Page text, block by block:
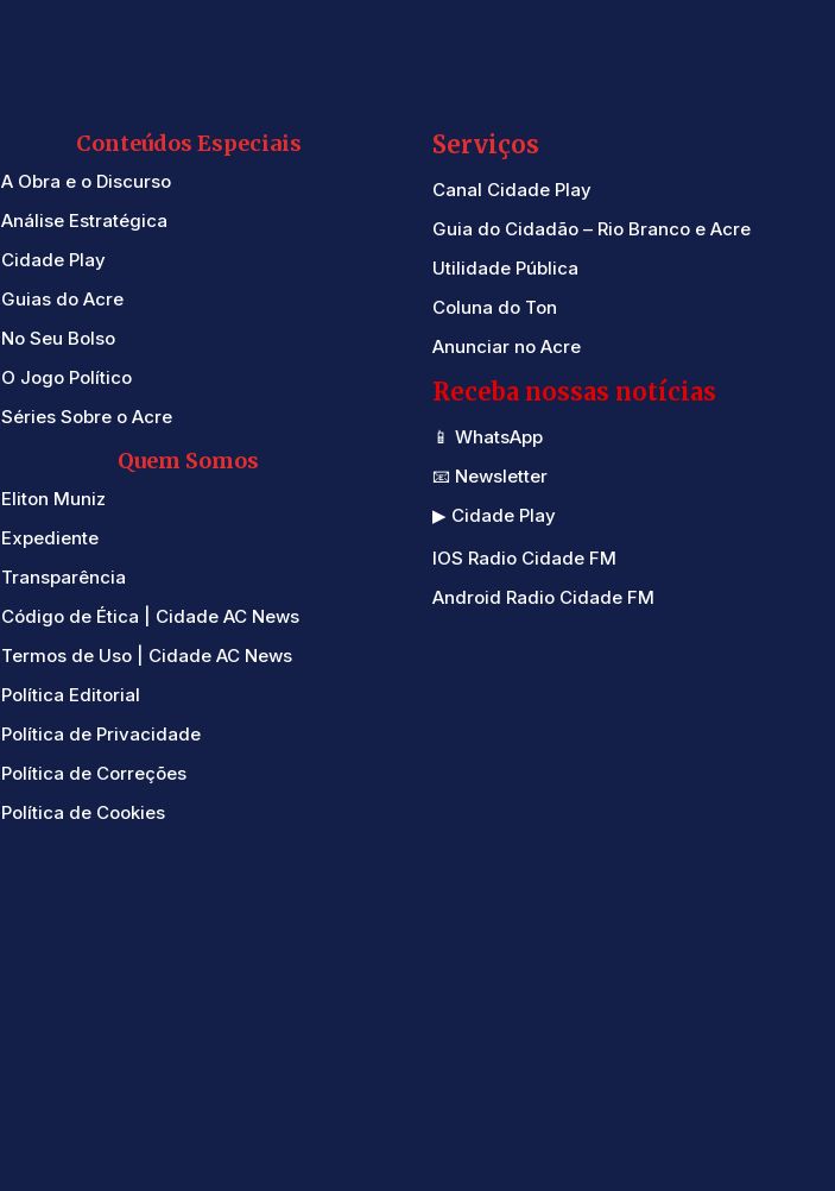
Conteúdos Especiais
A Obra e o Discurso
Análise Estratégica
Cidade Play
Guias do Acre
No Seu Bolso
O Jogo Político
Séries Sobre o Acre
Quem Somos
Eliton Muniz
Expediente
Transparência
Código de Ética | Cidade AC News
Termos de Uso | Cidade AC News
Política Editorial
Política de Privacidade
Política de Correções
Política de Cookies
Serviços
Canal Cidade Play
Guia do Cidadão – Rio Branco e Acre
Utilidade Pública
Coluna do Ton
Anunciar no Acre
Receba nossas notícias
📱 WhatsApp
📧 Newsletter
▶ Cidade Play
IOS Radio Cidade FM
Android Radio Cidade FM